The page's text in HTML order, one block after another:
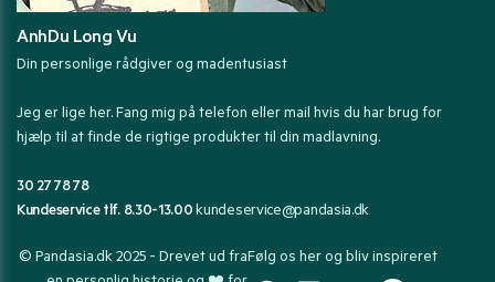
AnhDu Long Vu
Din personlige rådgiver og madentusiast
Jeg er lige her. Fang mig på telefon eller mail hvis du har brug for
hjælp til at finde de rigtige produkter til din madlavning.
30 27 78 78
Kundeservice tlf. 8.30-13.00kundeservice@pandasia.dk
© Pandasia.dk 2025 - Drevet ud fraFølg os her og bliv inspireret